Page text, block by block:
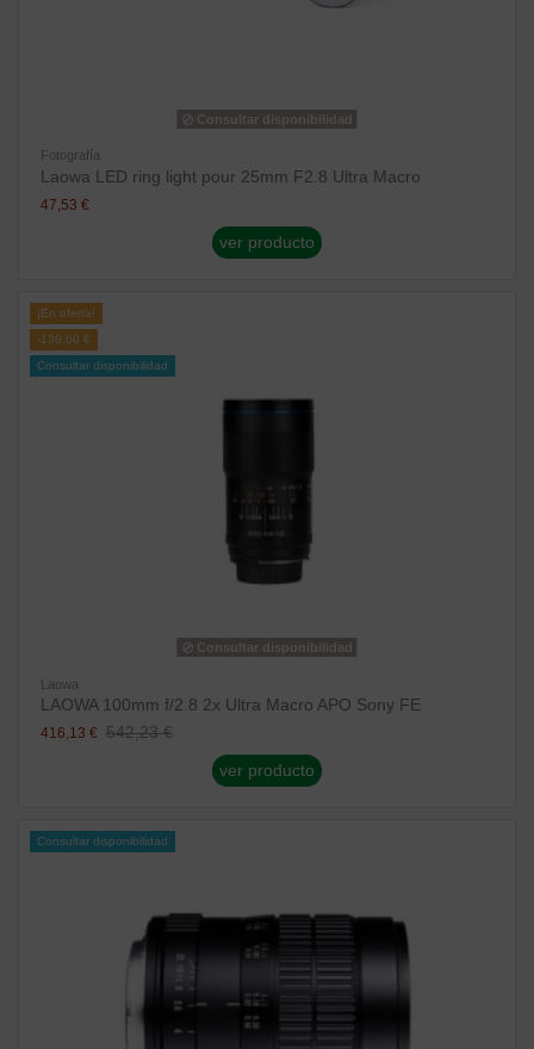
Consultar disponibilidad
Fotografía
Laowa LED ring light pour 25mm F2.8 Ultra Macro
47,53 €
ver producto
¡En oferta!
-130,00 €
Consultar disponibilidad
Consultar disponibilidad
Laowa
LAOWA 100mm f/2.8 2x Ultra Macro APO Sony FE
416,13 € 542,23 €
ver producto
Consultar disponibilidad